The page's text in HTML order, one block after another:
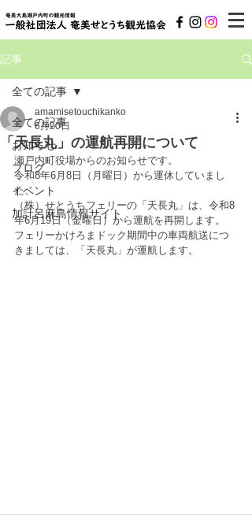
記事
全ての記事
お知らせ
ブログ
イベント
加計呂麻島情報サイト
全ての記事
「天長丸」の運航再開について
amamisetouchikanko
6月20日
瀬戸内町役場からのお知らせです。
令和8年6月8日（月曜日）から運休していまし
た、
（株）せとうちフェリーの「天長丸」は、令和8
年6月19日（金曜日）から運航を再開します。
フェリーかけろまドック期間中の車両航送につ
きましては、「天長丸」が運航します。